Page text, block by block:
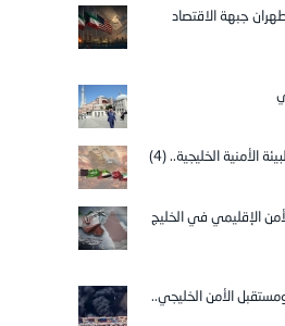
جبهة الاقتصاد
الأمنية الخليجية.. (4)
الإقليمي في الخليج
ومستقبل الأمن الخليجي..